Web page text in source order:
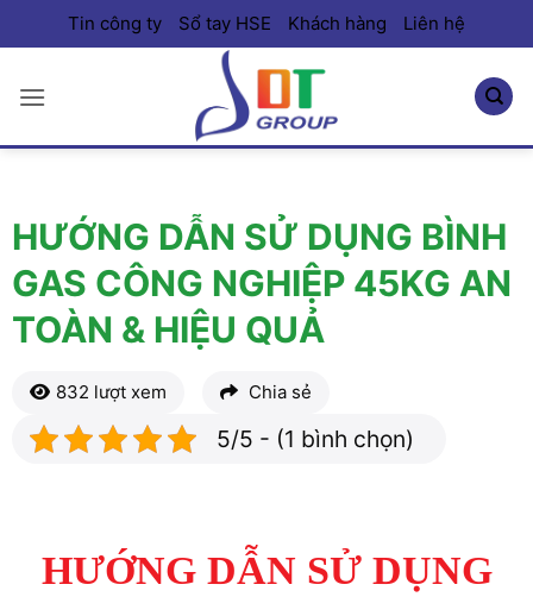
qua
dung
Tin công ty Sổ tay HSE Khách hàng Liên hệ
HƯỚNG DẪN SỬ DỤNG BÌNH
GAS CÔNG NGHIỆP 45KG AN
TOÀN & HIỆU QUẢ
832 lượt xem Chia sẻ
5/5 - (1 bình chọn)
HƯỚNG DẪN SỬ DỤNG